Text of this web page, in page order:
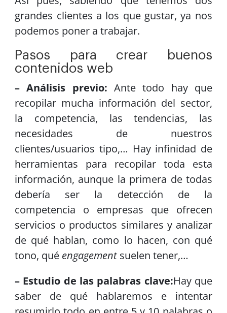
grandes clientes a los que gustar, ya nos
podemos poner a trabajar.
Pasos para crear buenos
contenidos web
– Análisis previo: Ante todo hay que
recopilar mucha información del sector,
la competencia, las tendencias, las
necesidades de nuestros
clientes/usuarios tipo,… Hay infinidad de
herramientas para recopilar toda esta
información, aunque la primera de todas
debería ser la detección de la
competencia o empresas que ofrecen
servicios o productos similares y analizar
de qué hablan, como lo hacen, con qué
tono, qué engagement suelen tener,…
– Estudio de las palabras clave:Hay que
saber de qué hablaremos e intentar